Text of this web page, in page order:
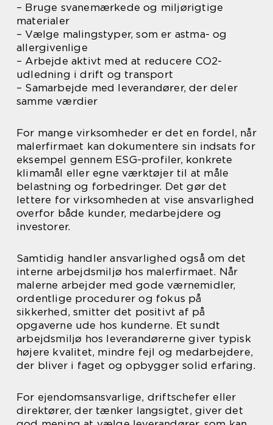
– Bruge svanemærkede og miljørigtige
materialer
– Vælge malingstyper, som er astma- og
allergivenlige
– Arbejde aktivt med at reducere CO2-
udledning i drift og transport
– Samarbejde med leverandører, der deler
samme værdier
For mange virksomheder er det en fordel, når
malerfirmaet kan dokumentere sin indsats for
eksempel gennem ESG-profiler, konkrete
klimamål eller egne værktøjer til at måle
belastning og forbedringer. Det gør det
lettere for virksomheden at vise ansvarlighed
overfor både kunder, medarbejdere og
investorer.
Samtidig handler ansvarlighed også om det
interne arbejdsmiljø hos malerfirmaet. Når
malerne arbejder med gode værnemidler,
ordentlige procedurer og fokus på
sikkerhed, smitter det positivt af på
opgaverne ude hos kunderne. Et sundt
arbejdsmiljø hos leverandørerne giver typisk
højere kvalitet, mindre fejl og medarbejdere,
der bliver i faget og opbygger solid erfaring.
For ejendomsansvarlige, driftschefer eller
direktører, der tænker langsigtet, giver det